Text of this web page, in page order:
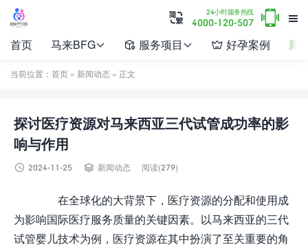

24小时服务热线
4000-120-507 

首页 马来BFG  服务项目   好孕案例 新
当前位置： 首页 » 新闻动态 » 正文
探讨医疗资源对马来西亚三代试管成功率的影
响与作用
 2024-11-25  新闻动态 阅读(279)
在全球化的大背景下，医疗资源的分配和使用成
为影响国际医疗服务质量的关键因素。以马来西亚的三代
试管婴儿技术为例，医疗资源在其中扮演了至关重要的角